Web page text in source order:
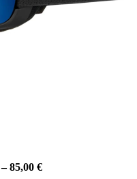
–85,00 €